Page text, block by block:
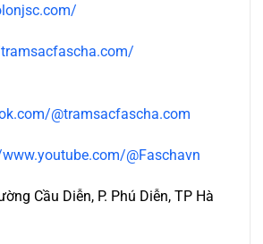
@tramsacfascha.com
@Faschavn
Cầu Diễn, P. Phú Diễn, TP Hà